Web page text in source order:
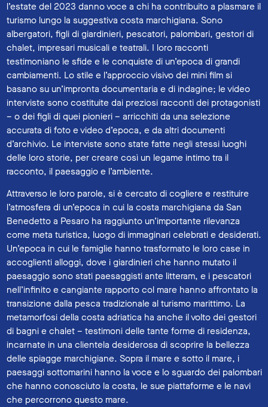
l’estate del 2023 danno voce a chi ha contribuito a plasmare il
turismo lungo la suggestiva costa marchigiana. Sono
albergatori, figli di giardinieri, pescatori, palombari, gestori di
chalet, impresari musicali e teatrali. I loro racconti
testimoniano le sfide e le conquiste di un’epoca di grandi
cambiamenti. Lo stile e l’approccio visivo dei mini film si
basano su un’impronta documentaria e di indagine; le video
interviste sono costituite dai preziosi racconti dei protagonisti
– o dei figli di quei pionieri – arricchiti da una selezione
accurata di foto e video d’epoca, e da altri documenti
d’archivio. Le interviste sono state fatte negli stessi luoghi
delle loro storie, per creare così un legame intimo tra il
racconto, il paesaggio e l’ambiente.
Attraverso le loro parole, si è cercato di cogliere e restituire
l’atmosfera di un’epoca in cui la costa marchigiana da San
Benedetto a Pesaro ha raggiunto un’importante rilevanza
come meta turistica, luogo di immaginari celebrati e desiderati.
Un’epoca in cui le famiglie hanno trasformato le loro case in
accoglienti alloggi, dove i giardinieri che hanno mutato il
paesaggio sono stati paesaggisti ante litteram, e i pescatori
nell’infinito e cangiante rapporto col mare hanno affrontato la
transizione dalla pesca tradizionale al turismo marittimo. La
metamorfosi della costa adriatica ha anche il volto dei gestori
di bagni e chalet – testimoni delle tante forme di residenza,
incarnate in una clientela desiderosa di scoprire la bellezza
delle spiagge marchigiane. Sopra il mare e sotto il mare, i
paesaggi sottomarini hanno la voce e lo sguardo dei palombari
che hanno conosciuto la costa, le sue piattaforme e le navi
che percorrono questo mare.